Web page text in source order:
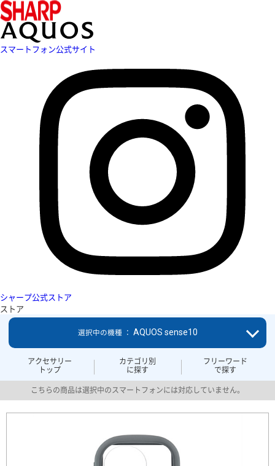
スマートフォン公式サイト
シャープ公式ストア
ストア
アクセサリー
トップ
カテゴリ別
に探す
フリーワード
で探す
選択中の機種 ： AQUOS sense10
こちらの商品は選択中のスマートフォンには対応していません。